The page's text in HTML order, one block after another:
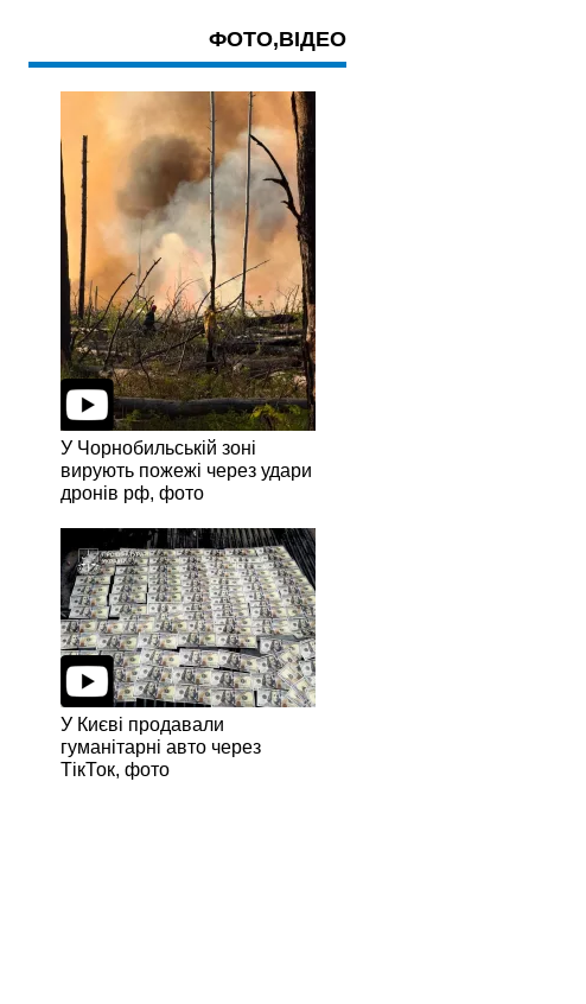
ФОТО,ВІДЕО
У Чорнобильській зоні
вирують пожежі через удари
дронів рф, фото
У Києві продавали
гуманітарні авто через
ТікТок, фото